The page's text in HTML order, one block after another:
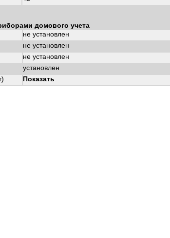
домового учета
не установлен
не установлен
не установлен
установлен
Показать